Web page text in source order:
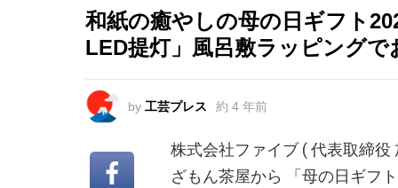
和紙の癒やしの母の日ギフト
LED提灯」風呂敷ラッピングで
by 工芸プレス 約 4 年前
株式会社ファイブ ( 代表取締
ざもん茶屋から 「母の日ギフ